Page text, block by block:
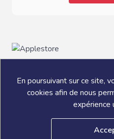
En poursuivant sur ce site,
cookies afin de nous
expérience
® L'ADDITION S.A.S ADSTELLAM 2026